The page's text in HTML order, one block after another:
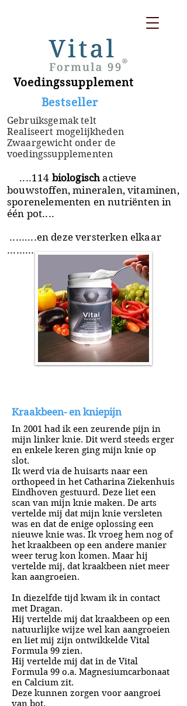
Voedingssupplement
​ Bestseller
Gebruiksgemak telt
Realiseert mogelijkheden
Zwaargewicht onder de
voedingssupplementen
....114 biologischactieve
bouwstoffen, mineralen, vitaminen,
sporenelementen en nutriënten in
één pot....
.........en deze versterken elkaar
.........
Kraakbeen- en kniepijn
In 2001 had ik een zeurende pijn in
mijn linker knie. Dit werd steeds erger
en enkele keren ging mijn knie op
slot.
Ik werd via de huisarts naar een
orthopeed in het Catharina Ziekenhuis
Eindhoven gestuurd. Deze liet een
scan van mijn knie maken. De arts
vertelde mij dat mijn knie versleten
was en dat de enige oplossing een
nieuwe knie was. Ik vroeg hem nog of
het kraakbeen op een andere manier
weer terug kon komen. Maar hij
vertelde mij, dat kraakbeen niet meer
kan aangroeien.
In diezelfde tijd kwam ik in contact
met Dragan.
Hij vertelde mij dat kraakbeen op een
natuurlijke wijze wel kan aangroeien
en liet mij zijn ontwikkelde Vital
Formula 99 zien.
Hij vertelde mij dat in de Vital
Formula 99 o.a. Magnesiumcarbonaat
en Calcium zit.
Deze kunnen zorgen voor aangroei
van bot.